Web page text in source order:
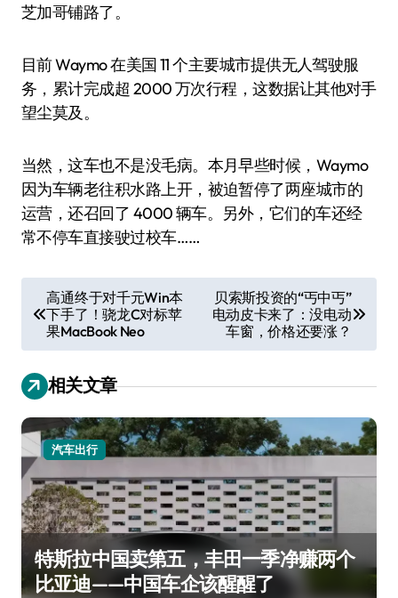
芝加哥铺路了。
目前 Waymo 在美国 11 个主要城市提供无人驾驶服
务，累计完成超 2000 万次行程，这数据让其他对手
望尘莫及。
当然，这车也不是没毛病。本月早些时候，Waymo
因为车辆老往积水路上开，被迫暂停了两座城市的
运营，还召回了 4000 辆车。另外，它们的车还经
常不停车直接驶过校车……
章
导
航
高通终于对千元Win本
下手了！骁龙C对标苹
果MacBook Neo
贝索斯投资的“丐中丐”
电动皮卡来了：没电动
车窗，价格还要涨？
相关文章
汽车出行
特斯拉中国卖第五，丰田一季净赚两个
比亚迪——中国车企该醒醒了